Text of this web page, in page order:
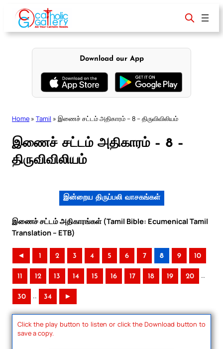
content
Download our App
Home » Tamil » இணைச் சட்டம் அதிகாரம் – 8 – திருவிவிலியம்
இணைச் சட்டம் அதிகாரம் – 8 –
திருவிவிலியம்
இன்றைய திருப்பலி வாசகங்கள்
இணைச் சட்டம் அதிகாரங்கள் (Tamil Bible: Ecumenical Tamil
Translation – ETB)
◄ 1 2 3 4 5 6 7 8 9 10
11 12 13 14 15 16 17 18 19 20 ..
30 .. 34 ►
Click the play button to listen or click the Download button to
save a copy.